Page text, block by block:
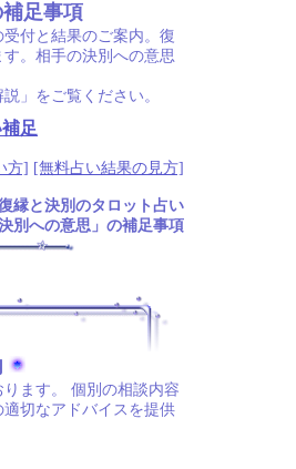
補足事項
付と結果のご案内。復
。相手の決別への意思
」をご覧ください。
足
方] [無料占い結果の見方]
縁と決別のタロット占い
決別への意思」の補足事項
ます。 個別の相談内容
切なアドバイスを提供